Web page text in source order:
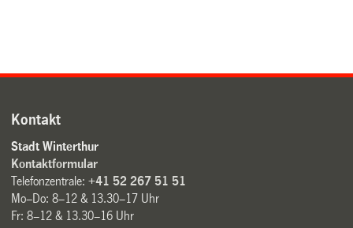
Kontakt
Stadt Winterthur
Kontaktformular
Telefonzentrale:+41 52 267 51 51
Mo–Do: 8–12 & 13.30–17 Uhr
Fr: 8–12 & 13.30–16 Uhr